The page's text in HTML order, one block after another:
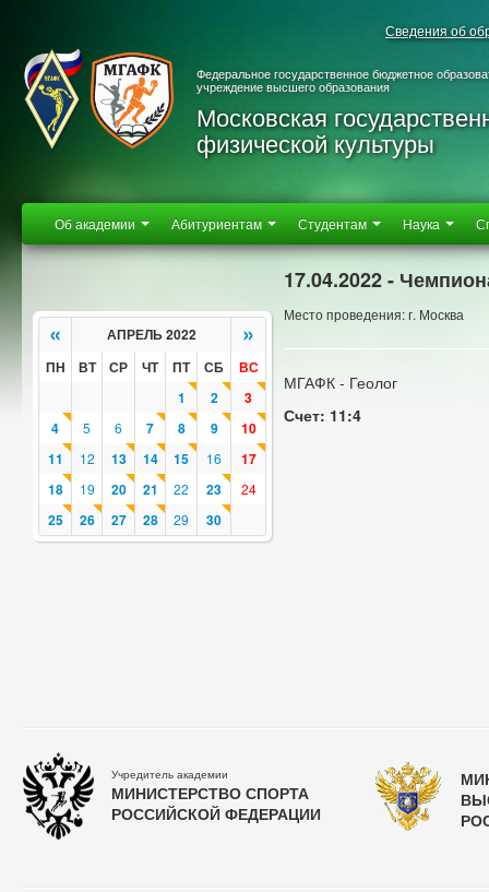
Сведения об
Федеральное государственное бюджетное
учреждение высшего образования
Московская
физической культуры
Об академии Абитуриентам Студентам Наука
« АПРЕЛЬ 2022 »
ПН ВТ СР ЧТ ПТ СБ
ВС
1
2
3
4
5 6 7 8 9
10
11
12 13 14 15 16
17
18
19 20 21 22 23 24
25 26 27 28 29 30
17.04.2022 -
Место проведения: г. Москва
МГАФК - Геолог
Счет: 11:4
Учредитель академии
МИНИСТЕРСТВО СПОРТА
РОССИЙСКОЙ ФЕДЕРАЦИИ